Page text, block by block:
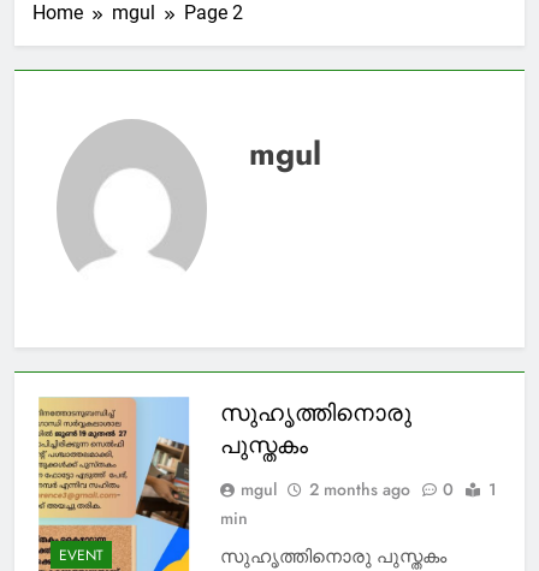
Home mgul Page 2
mgul
EVENT
സുഹൃത്തിനൊരു
പുസ്തകം
mgul 2 months ago 0
1
min
സുഹൃത്തിനൊരു പുസ്തകം